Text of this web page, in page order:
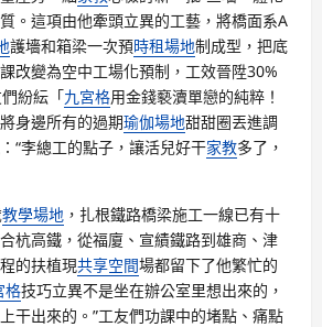
。這項由他牽頭立異的工藝，將橋面系A
護墻和箱梁一次預時租場地制成型，把底
改變為空中工場化預制，工效晉陞30%
們紛紜「九宮格用金錢褻瀆單戀的純粹！
身邊所有的過期瑜伽場地甜甜圈丟進調
“李總工的點子，讓活兒好干家教多了，
教學場地 ，扎根鐵路橋梁施工一線已有十
杭高鐵，從福廈、宣績鐵路到雄商、津
的扶植現共享空間場都留下了他繁忙的
格技巧立異不是坐在辦公室里想出來的，
干出來的。”工友們功課中的堵點、痛點